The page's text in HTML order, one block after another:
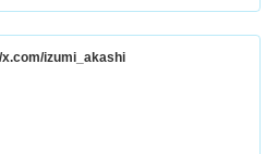
izumi_akashi